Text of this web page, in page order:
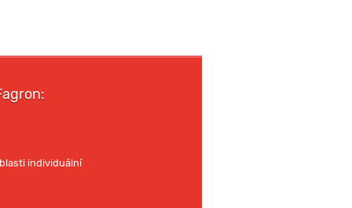
individuální